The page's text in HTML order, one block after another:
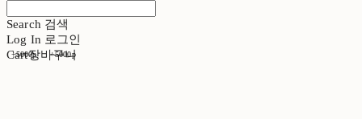
Search 검색
Log In
+5000p
로그인
+5000p
Cart장바구니